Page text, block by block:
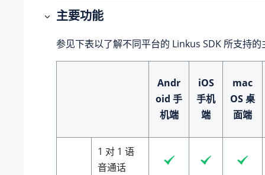
主要功能
参见下表以了解不同平台的 Linkus SDK 所支持
Andr
oid 手
机端
iOS
手机
端
mac
OS 桌
面端
1 对 1 语
音通话